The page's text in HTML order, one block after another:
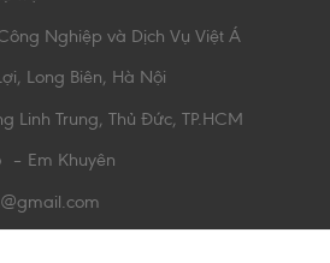
Nghiệp và Dịch Vụ Việt Á
Long Biên, Hà Nội
Linh Trung, Thủ Đức, TP.HCM
– Em Khuyên